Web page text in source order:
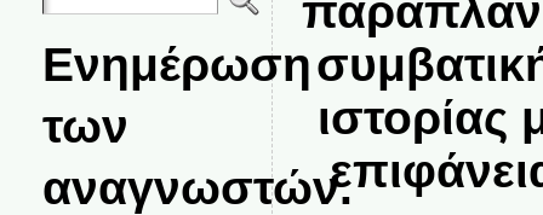
Ενημέρωση
των
αναγνωστών.